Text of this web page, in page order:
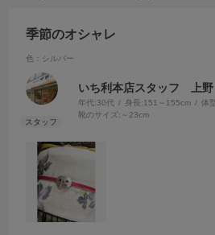
季節のオシャレ
色：シルバー
いち利本店スタッフ 上野
年代:30代 身長:151～155cm 体
靴のサイズ: ～23cm